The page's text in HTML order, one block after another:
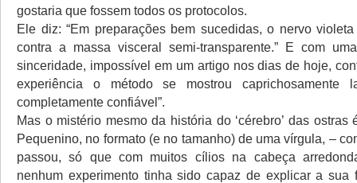
gostaria que fossem todos os protocolos.
Ele diz: “Em preparações bem sucedidas, o nervo
contra a massa visceral semi-transparente.” E com
sinceridade, impossível em um artigo nos dias de hoje,
experiência o método se mostrou caprichosamente
completamente confiável”.
Mas o mistério mesmo da história do ‘cérebro’ das ostras
Pequenino, no formato (e no tamanho) de uma vírgula, –
passou, só que com muitos cílios na cabeça
nenhum experimento tinha sido capaz de explicar a sua